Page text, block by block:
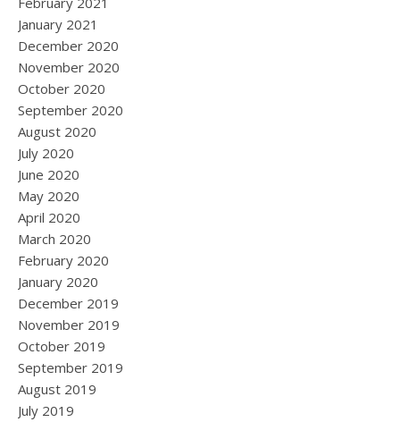
January 2021
December 2020
November 2020
October 2020
September 2020
August 2020
July 2020
June 2020
May 2020
April 2020
March 2020
February 2020
January 2020
December 2019
November 2019
October 2019
September 2019
August 2019
July 2019